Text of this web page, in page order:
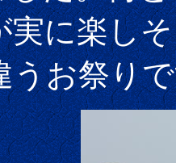
実に楽し
うお祭